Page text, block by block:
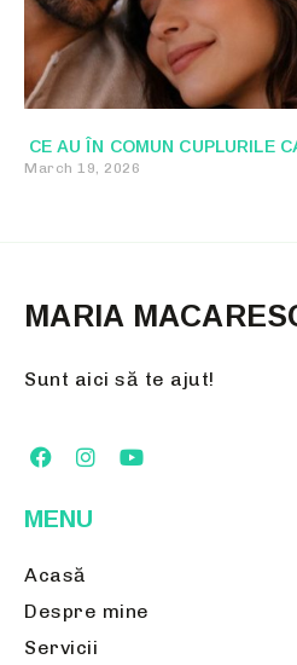
CE AU ÎN COMUN CUPLURILE
March 19, 2026
MARIA
Sunt aici să te ajut!
MENU
Acasă
Despre mine
Servicii